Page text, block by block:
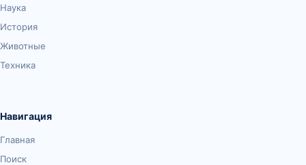
Наука
История
Животные
Техника
Навигация
Главная
Поиск